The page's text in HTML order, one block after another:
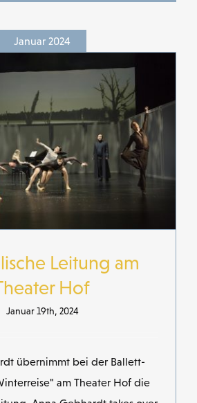
Januar 2024
Leitung am
Hof
Januar 19th, 2024
übernimmt bei der Ballett-
am Theater Hof die